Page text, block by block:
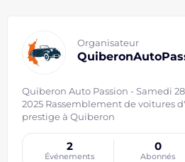
Organisateur
Quiberon Auto Passion - Samedi
2025 Rassemblement de voitures
prestige à Quiberon
2
Événements
0
Abonnés